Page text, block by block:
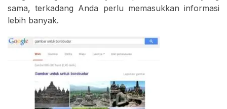
sama, terkadang Anda perlu memasukkan informasi
lebih banyak.